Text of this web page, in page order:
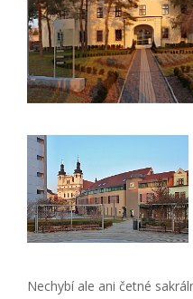
Nechybí ale ani četné